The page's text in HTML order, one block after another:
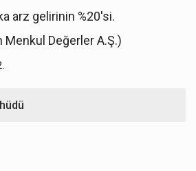
arz gelirinin %20'si.
Menkul Değerler A.Ş.)